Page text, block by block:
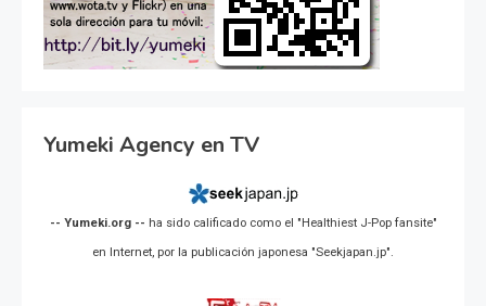
Yumeki Agency en TV
-- Yumeki.org -- ha sido calificado como el "Healthiest J-Pop fansite"
en Internet, por la publicación japonesa "Seekjapan.jp".